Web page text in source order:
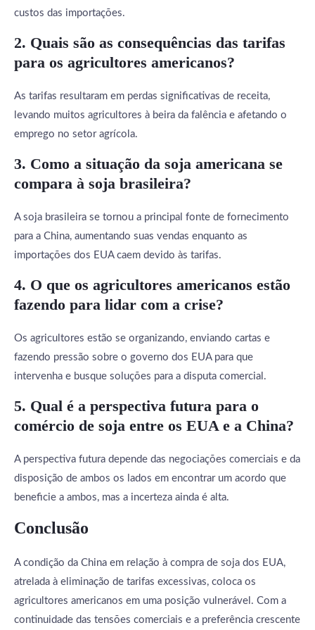
custos das importações.
2. Quais são as consequências das tarifas
para os agricultores americanos?
As tarifas resultaram em perdas significativas de receita,
levando muitos agricultores à beira da falência e afetando o
emprego no setor agrícola.
3. Como a situação da soja americana se
compara à soja brasileira?
A soja brasileira se tornou a principal fonte de fornecimento
para a China, aumentando suas vendas enquanto as
importações dos EUA caem devido às tarifas.
4. O que os agricultores americanos estão
fazendo para lidar com a crise?
Os agricultores estão se organizando, enviando cartas e
fazendo pressão sobre o governo dos EUA para que
intervenha e busque soluções para a disputa comercial.
5. Qual é a perspectiva futura para o
comércio de soja entre os EUA e a China?
A perspectiva futura depende das negociações comerciais e da
disposição de ambos os lados em encontrar um acordo que
beneficie a ambos, mas a incerteza ainda é alta.
Conclusão
A condição da China em relação à compra de soja dos EUA,
atrelada à eliminação de tarifas excessivas, coloca os
agricultores americanos em uma posição vulnerável. Com a
continuidade das tensões comerciais e a preferência crescente